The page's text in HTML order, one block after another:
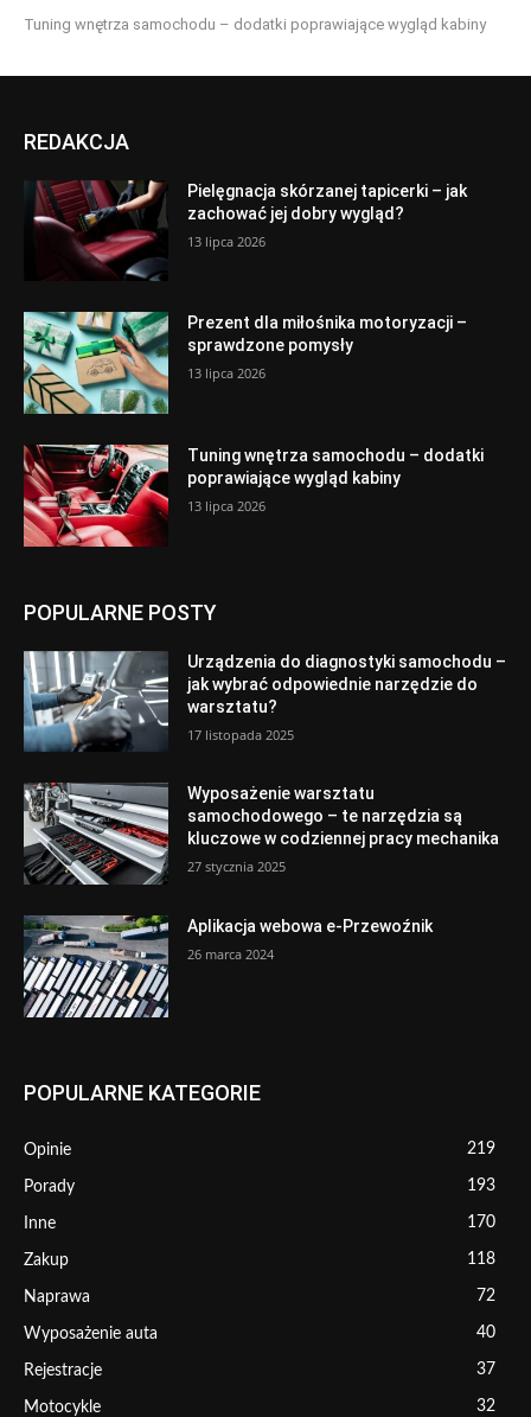
Tuning wnętrza samochodu – dodatki poprawiające wygląd kabiny
REDAKCJA
Pielęgnacja skórzanej tapicerki – jak
zachować jej dobry wygląd?
13 lipca 2026
Prezent dla miłośnika motoryzacji –
sprawdzone pomysły
13 lipca 2026
Tuning wnętrza samochodu – dodatki
poprawiające wygląd kabiny
13 lipca 2026
POPULARNE POSTY
Urządzenia do diagnostyki samochodu –
jak wybrać odpowiednie narzędzie do
warsztatu?
17 listopada 2025
Wyposażenie warsztatu
samochodowego – te narzędzia są
kluczowe w codziennej pracy mechanika
27 stycznia 2025
Aplikacja webowa e-Przewoźnik
26 marca 2024
POPULARNE KATEGORIE
Opinie 219
Porady 193
Inne 170
Zakup 118
Naprawa 72
Wyposażenie auta 40
Rejestracje 37
Motocykle 32